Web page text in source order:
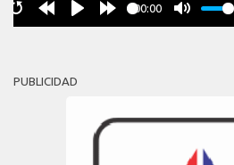
00:00
PUBLICIDAD